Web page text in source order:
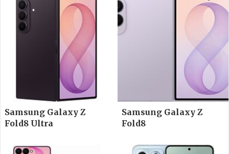
Samsung Galaxy Z
Fold8 Ultra
Samsung Galaxy Z
Fold8